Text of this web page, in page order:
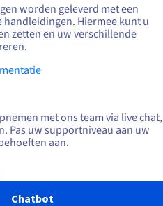
worden geleverd met een
handleidingen. Hiermee kunt u
zetten en uw verschillende
met ons team via live chat,
Pas uw supportniveau aan uw
aan.
Chatbot